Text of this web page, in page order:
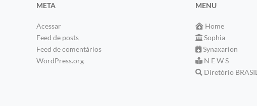
META
Acessar
Feed de posts
Feed de comentários
WordPress.org
MENU
Home
Sophia
Synaxarion
N E W S
Diretório BRASIL